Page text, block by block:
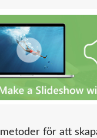
för att